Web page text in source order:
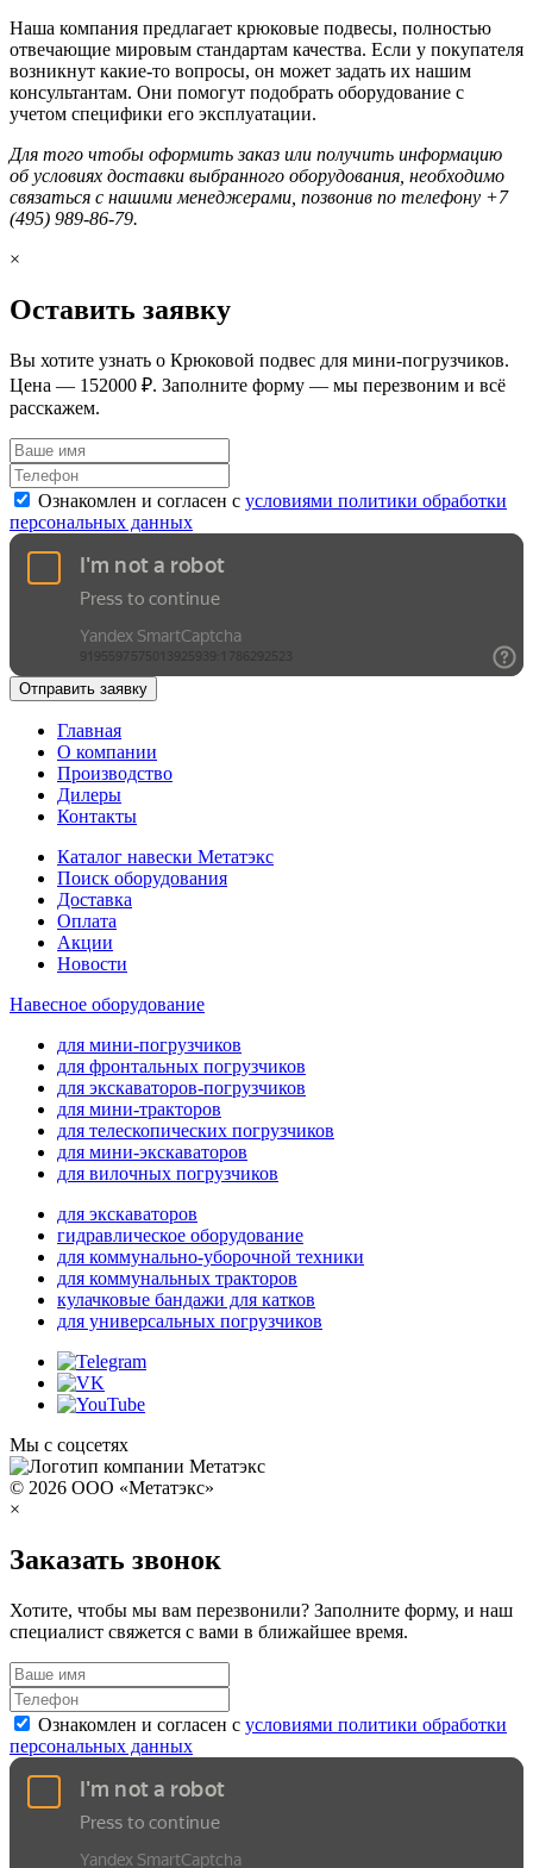
Наша компания предлагает крюковые подвесы, полностью
отвечающие мировым стандартам качества. Если у покупателя
возникнут какие-то вопросы, он может задать их нашим
консультантам. Они помогут подобрать оборудование с
учетом специфики его эксплуатации.
Для того чтобы оформить заказ или получить информацию
об условиях доставки выбранного оборудования, необходимо
связаться с нашими менеджерами, позвонив по телефону +7
(495) 989-86-79.
×
Оставить заявку
Вы хотите узнать о Крюковой подвес для мини-погрузчиков.
Цена — 152000 ₽. Заполните форму — мы перезвоним и всё
расскажем.
Ознакомлен и согласен с условиями политики обработки
персональных данных
Отправить заявку
Главная
О компании
Производство
Дилеры
Контакты
Каталог навески Метатэкс
Поиск оборудования
Доставка
Оплата
Акции
Новости
Навесное оборудование
для мини-погрузчиков
для фронтальных погрузчиков
для экскаваторов-погрузчиков
для мини-тракторов
для телескопических погрузчиков
для мини-экскаваторов
для вилочных погрузчиков
для экскаваторов
гидравлическое оборудование
для коммунально-уборочной техники
для коммунальных тракторов
кулачковые бандажи для катков
для универсальных погрузчиков
Мы с соцсетях
© 2026 ООО «Метатэкс»
×
Заказать звонок
Хотите, чтобы мы вам перезвонили? Заполните форму, и наш
специалист свяжется с вами в ближайшее время.
Ознакомлен и согласен с условиями политики обработки
персональных данных